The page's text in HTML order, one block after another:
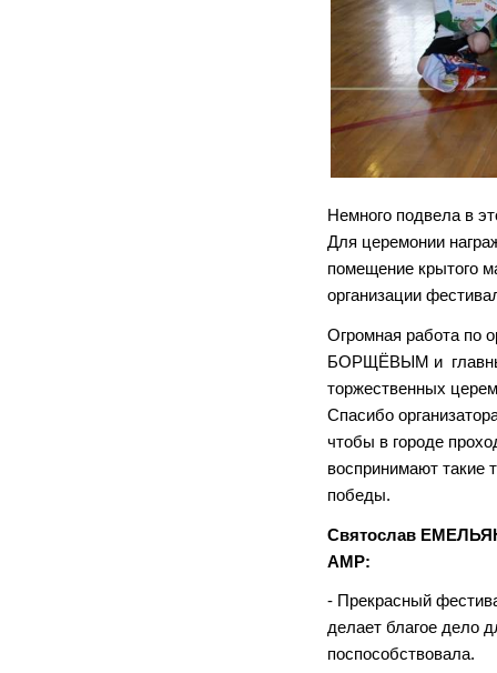
Немного подвела в
Для церемонии
помещение крытого
организации
Огромная работа по
БОРЩЁВЫМ и
торжественных
Спасибо
чтобы в городе
воспринимают такие
победы.
Святослав
АМР:
- Прекрасный
делает благое дело
поспособствовала.